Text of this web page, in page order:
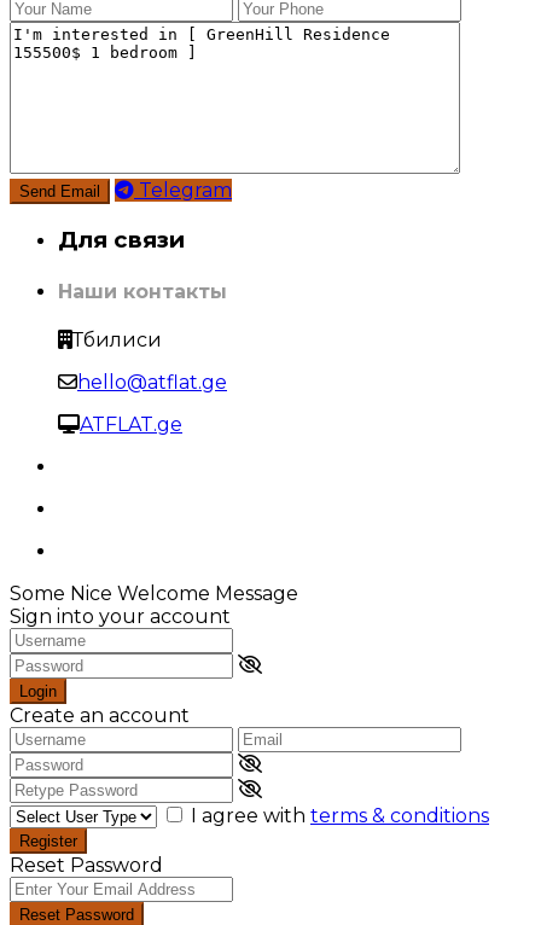
Telegram
Для связи
Наши контакты
Тбилиси
hello@atflat.ge
ATFLAT.ge
Some Nice Welcome Message
Sign into your account
Login
Create an account
I agree with terms & conditions
Register
Reset Password
Reset Password